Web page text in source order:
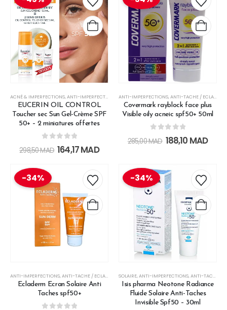
ACNÉ & IMPERFECTIONS,ANTI-IMPERFECTIONS CRAZY WEDNESDAY,CRÈMES DE JOUR,
EUCERIN OIL CONTROL
Toucher sec Sun Gel-Crème SPF
50+ – 2 miniatures offertes
out of 5
298,50MAD 164,17MAD
ANTI-IMPERFECTIONS,ANTI-TACHE / ECLAT
Covermark rayblock face plus
Visible oily acneic spf50+ 50ml
out of 5
285,00MAD 188,10 MAD
-34%
ANTI-IMPERFECTIONS, ANTI-TACHE / ECLAT CRÈMES SOLAIRES,HAUTE PROTECTION,LES SOINS
Ecladerm Ecran Solaire Anti
Taches spf50+
-34%
SOLAIRE, ANTI-IMPERFECTIONS, ANTI-TACHE / ECLAT
Isis pharma Neotone Radiance
Fluide Solaire Anti-Taches
Invisible Spf50 – 30ml